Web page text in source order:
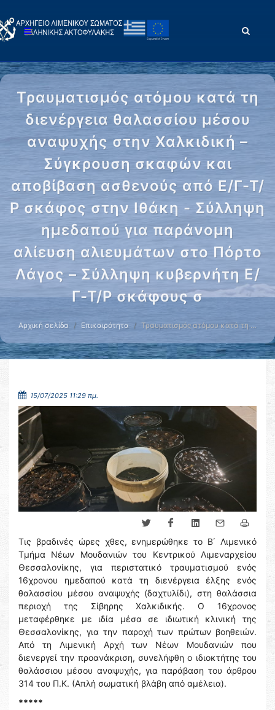
Τραυματισμός ατόμου κατά τη
διενέργεια θαλασσίου μέσου
αναψυχής στην Χαλκιδική –
Σύγκρουση σκαφών και
αποβίβαση ασθενούς από Ε/Γ-Τ/
Ρ σκάφος στην Ιθάκη - Σύλληψη
ημεδαπού για παράνομη
αλίευση αλιευμάτων στο Πόρτο
Λάγος – Σύλληψη κυβερνήτη Ε/
Γ-Τ/Ρ σκάφους σ
Αρχική σελίδα Επικαιρότητα Τραυματισμός ατόμου κατά τη …
15/07/2025 11:29 πμ.
Τις βραδινές ώρες χθες, ενημερώθηκε το Β΄ Λιμενικό
Τμήμα Νέων Μουδανιών του Κεντρικού Λιμεναρχείου
Θεσσαλονίκης, για περιστατικό τραυματισμού ενός
16χρονου ημεδαπού κατά τη διενέργεια έλξης ενός
θαλασσίου μέσου αναψυχής (δαχτυλίδι), στη θαλάσσια
περιοχή της Σίβηρης Χαλκιδικής. Ο 16χρονος
μεταφέρθηκε με ιδία μέσα σε ιδιωτική κλινική της
Θεσσαλονίκης, για την παροχή των πρώτων βοηθειών.
Από τη Λιμενική Αρχή των Νέων Μουδανιών που
διενεργεί την προανάκριση, συνελήφθη ο ιδιοκτήτης του
θαλάσσιου μέσου αναψυχής, για παράβαση του άρθρου
314 του Π.Κ. (Απλή σωματική βλάβη από αμέλεια).
*****